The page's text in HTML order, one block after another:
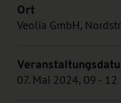
Ort
Veolia GmbH,
07. Mai 2024, 09 - 12